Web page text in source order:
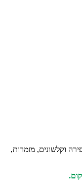
וקלשונים, מזמרות,